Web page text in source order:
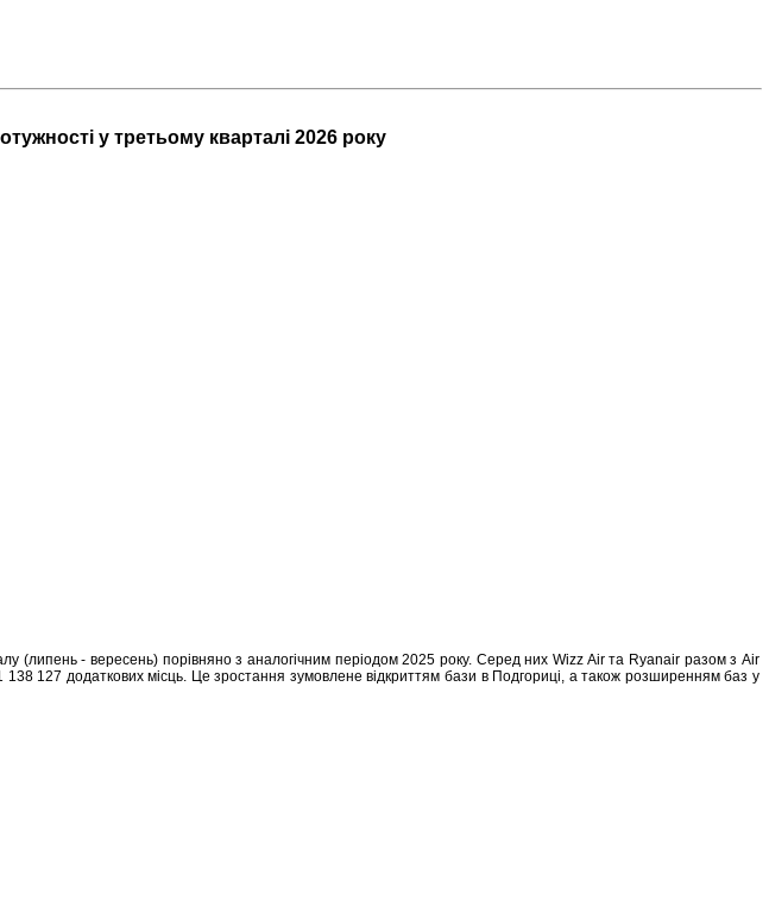
у третьому кварталі 2026 року
(липень - вересень) порівняно з аналогічним періодом 2025 року. Серед них Wizz Air та Ryanair разом з Air
127 додаткових місць. Це зростання зумовлене відкриттям бази в Подгориці, а також розширенням баз у